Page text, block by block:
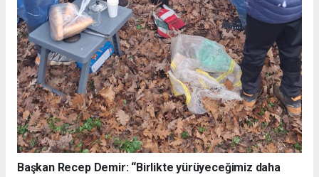
Başkan Recep Demir: “Birlikte yürüyeceğimiz daha